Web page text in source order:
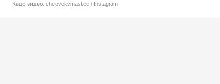
Кадр видео: chelovekvmaskee / Instagram